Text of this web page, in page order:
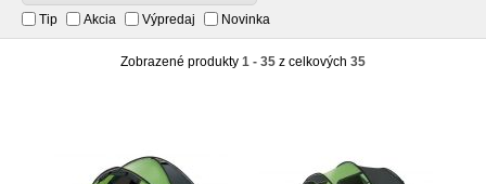
Tip
Akcia Výpredaj Novinka
Zobrazené produkty 1 - 35 z celkových 35